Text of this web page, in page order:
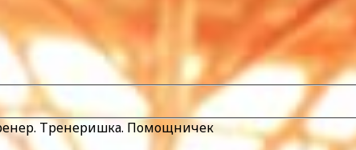
Тренеришка. Помощничек